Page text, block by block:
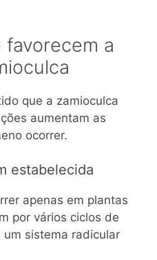
a
que a zamioculca
aumentam as
ocorrer.
estabelecida
apenas em plantas
por vários ciclos de
sistema radicular